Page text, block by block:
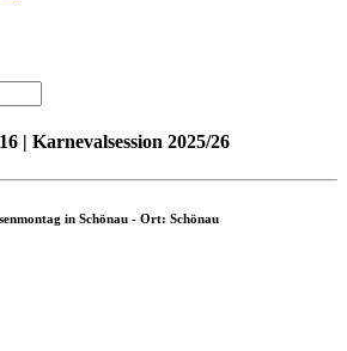
| Karnevalsession 2025/26
in Schönau - Ort: Schönau